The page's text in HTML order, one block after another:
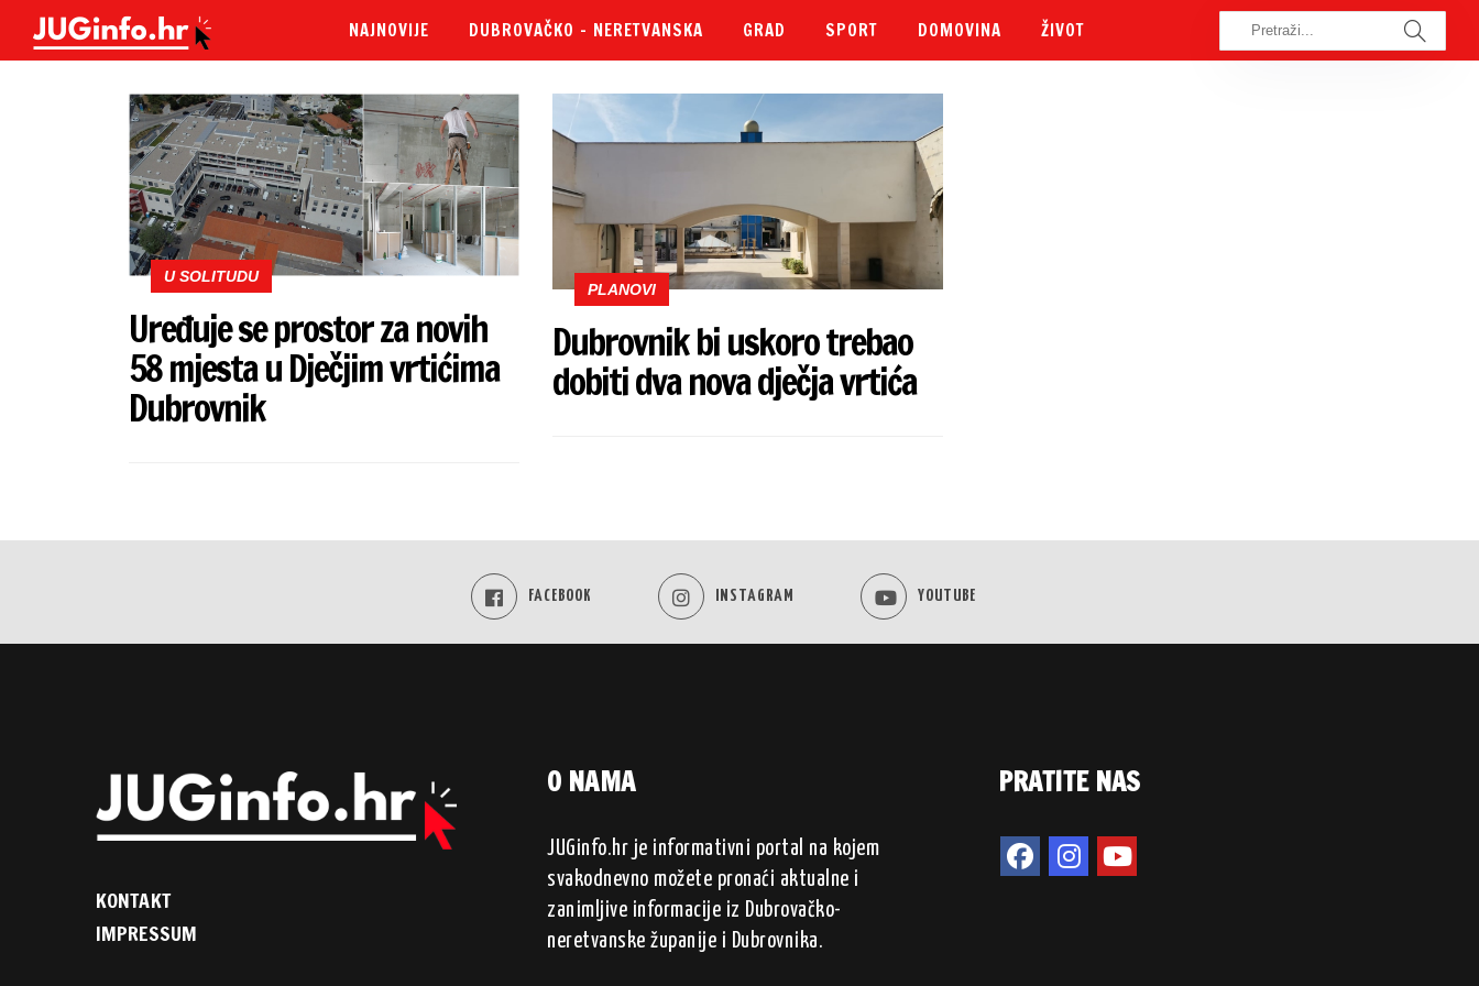
NAJNOVIJE DUBROVAČKO – NERETVANSKA GRAD SPORT DOMOVINA ŽIVOT
U SOLITUDU
Uređuje se prostor za novih
58 mjesta u Dječjim vrtićima
Dubrovnik
PLANOVI
Dubrovnik bi uskoro trebao
dobiti dva nova dječja vrtića
FACEBOOK INSTAGRAM YOUTUBE
KONTAKT
IMPRESSUM
O NAMA
JUGinfo.hr je informativni portal na kojem
svakodnevno možete pronaći aktualne i
zanimljive informacije iz Dubrovačko-
neretvanske županije i Dubrovnika.
PRATITE NAS